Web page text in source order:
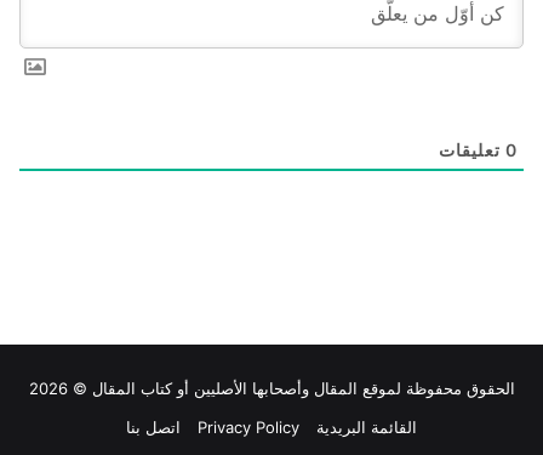
0 تعليقات
الحقوق محفوظة لموقع المقال وأصحابها الأصليين أو كتاب المقال © 2026
القائمة البريدية
Privacy Policy اتصل بنا